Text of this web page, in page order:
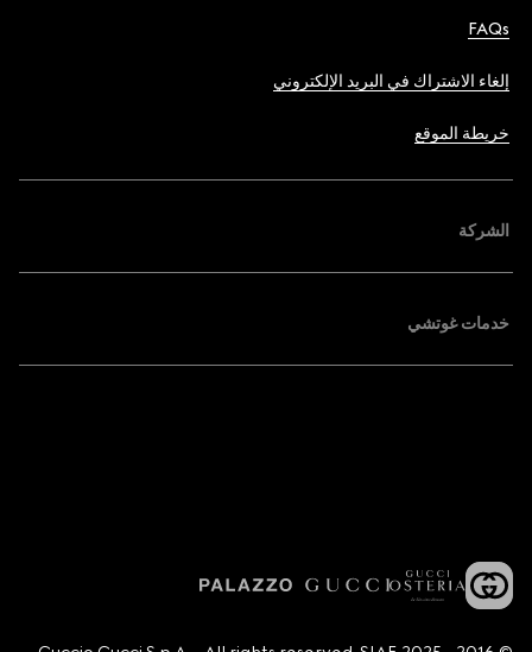
FAQs
إلغاء الاشتراك في البريد الإلكتروني
خريطة الموقع
الشركة
خدمات غوتشي